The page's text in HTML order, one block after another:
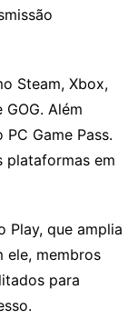
Steam, Xbox,
Além
Game Pass.
plataformas em
Play, que amplia
ele, membros
para